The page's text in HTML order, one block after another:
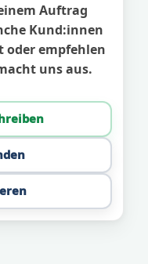
Auftrag
Kund:innen
oder empfehlen
uns aus.